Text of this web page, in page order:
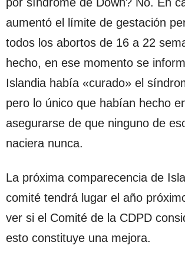
aumentó el límite de gestación
todos los abortos de 16 a 22
hecho, en ese momento se
Islandia había «curado» el
pero lo único que habían hecho
asegurarse de que ninguno de
naciera nunca.
La próxima comparecencia de
comité tendrá lugar el año
ver si el Comité de la CDPD
esto constituye una mejora.